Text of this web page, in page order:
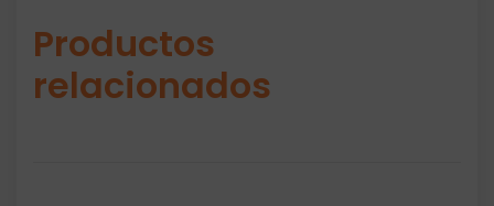
Productos
relacionados